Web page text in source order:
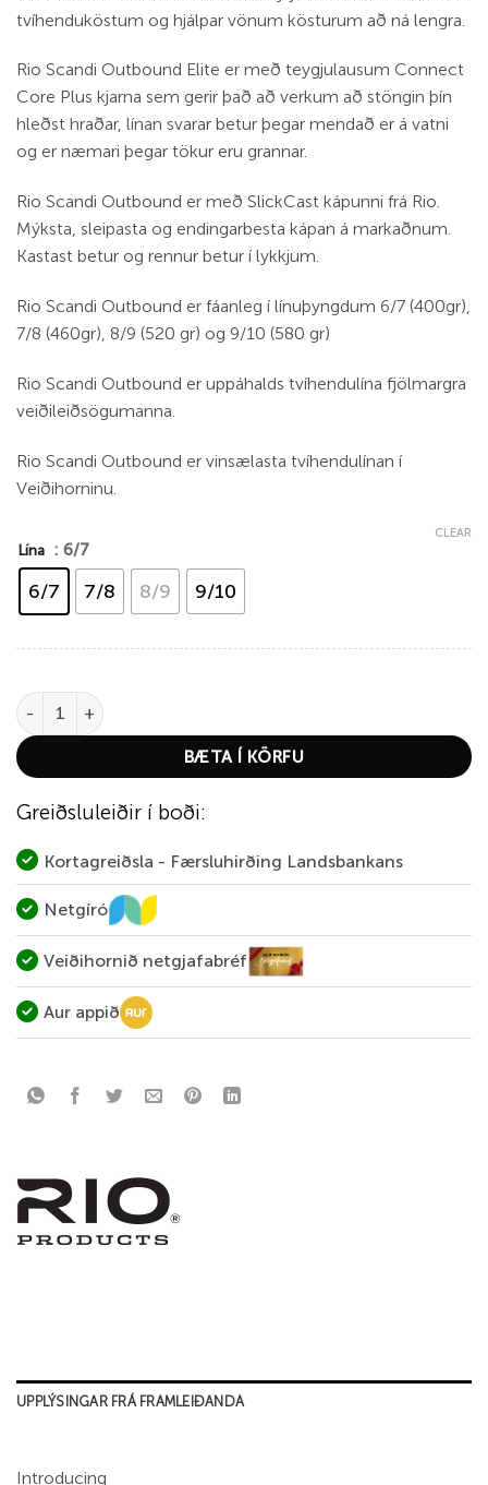
tvíhenduköstum og hjálpar vönum kösturum að ná lengra.
Rio Scandi Outbound Elite er með teygjulausum Connect
Core Plus kjarna sem gerir það að verkum að stöngin þín
hleðst hraðar, línan svarar betur þegar mendað er á vatni
og er næmari þegar tökur eru grannar.
Rio Scandi Outbound er með SlickCast kápunni frá Rio.
Mýksta, sleipasta og endingarbesta kápan á markaðnum.
Kastast betur og rennur betur í lykkjum.
Rio Scandi Outbound er fáanleg í línuþyngdum 6/7 (400gr),
7/8 (460gr), 8/9 (520 gr) og 9/10 (580 gr)
Rio Scandi Outbound er uppáhalds tvíhendulína fjölmargra
veiðileiðsögumanna.
Rio Scandi Outbound er vinsælasta tvíhendulínan í
Veiðihorninu.
Lína : 6/7
6/7 7/8 8/9 9/10
CLEAR
Rio Scandi Outbound Elite Tvíhendu skotlína quantity
BÆTA Í KÖRFU
Greiðsluleiðir í boði:
Kortagreiðsla - Færsluhirðing Landsbankans
Netgíró
Veiðihornið netgjafabréf
Aur appið
UPPLÝSINGAR FRÁ FRAMLEIÐANDA
Introducing